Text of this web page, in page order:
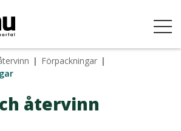
| Förpackningar |
återvinn